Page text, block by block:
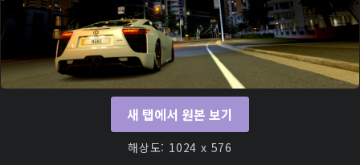
새 탭에서 원본 보기
해상도: 1024 x 576